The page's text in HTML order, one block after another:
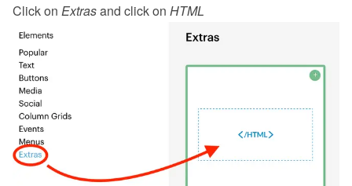
Click on Extras and click on HTML